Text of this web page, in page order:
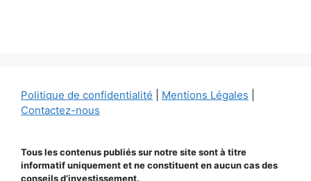
Politique de confidentialité Mentions Légales
Contactez-nous
Tous les contenus publiés sur notre site sont à titre
informatif uniquement et ne constituent en aucun cas des
conseils d’investissement.